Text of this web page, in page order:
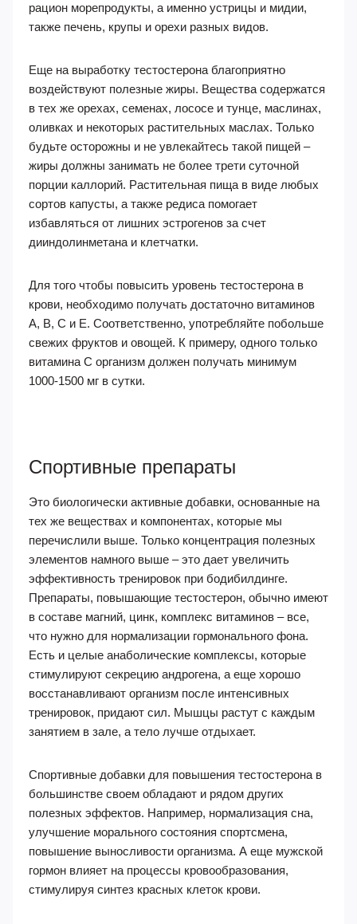
рацион морепродукты, а именно устрицы и мидии,
также печень, крупы и орехи разных видов.
Еще на выработку тестостерона благоприятно
воздействуют полезные жиры. Вещества содержатся
в тех же орехах, семенах, лососе и тунце, маслинах,
оливках и некоторых растительных маслах. Только
будьте осторожны и не увлекайтесь такой пищей –
жиры должны занимать не более трети суточной
порции каллорий. Растительная пища в виде любых
сортов капусты, а также редиса помогает
избавляться от лишних эстрогенов за счет
дииндолинметана и клетчатки.
Для того чтобы повысить уровень тестостерона в
крови, необходимо получать достаточно витаминов
А, В, С и Е. Соответственно, употребляйте побольше
свежих фруктов и овощей. К примеру, одного только
витамина С организм должен получать минимум
1000-1500 мг в сутки.
Спортивные препараты
Это биологически активные добавки, основанные на
тех же веществах и компонентах, которые мы
перечислили выше. Только концентрация полезных
элементов намного выше – это дает увеличить
эффективность тренировок при бодибилдинге.
Препараты, повышающие тестостерон, обычно имеют
в составе магний, цинк, комплекс витаминов – все,
что нужно для нормализации гормонального фона.
Есть и целые анаболические комплексы, которые
стимулируют секрецию андрогена, а еще хорошо
восстанавливают организм после интенсивных
тренировок, придают сил. Мышцы растут с каждым
занятием в зале, а тело лучше отдыхает.
Спортивные добавки для повышения тестостерона в
большинстве своем обладают и рядом других
полезных эффектов. Например, нормализация сна,
улучшение морального состояния спортсмена,
повышение выносливости организма. А еще мужской
гормон влияет на процессы кровообразования,
стимулируя синтез красных клеток крови.